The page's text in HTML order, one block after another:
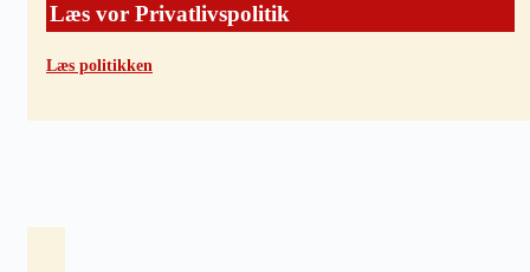
Læs vor Privatlivspolitik
Læs politikken